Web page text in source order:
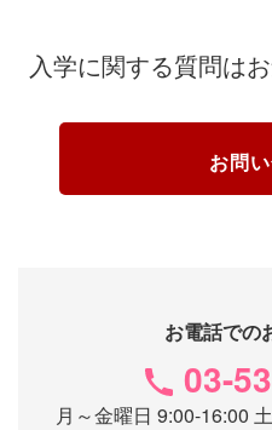
入学に関する質問は
お問
お電話での
03-
月～金曜日 9:00-16:00